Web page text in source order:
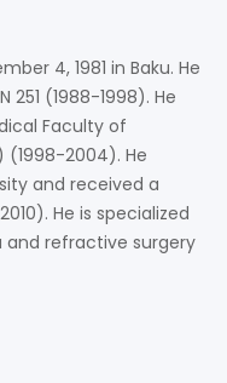
4, 1981 in Baku. He
(1988-1998). He
Faculty of
(1998-2004). He
and received a
He is specialized
refractive surgery